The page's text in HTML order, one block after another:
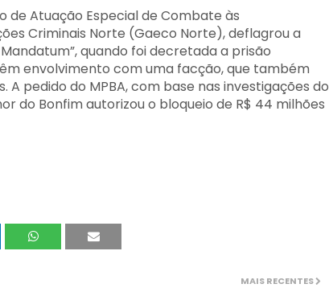
de Atuação Especial de Combate às
Criminais Norte (Gaeco Norte), deflagrou a
quando foi decretada a prisão
envolvimento com uma facção, que também
pedido do MPBA, com base nas investigações do
do Bonfim autorizou o bloqueio de R$ 44 milhões
MAIS RECENTES